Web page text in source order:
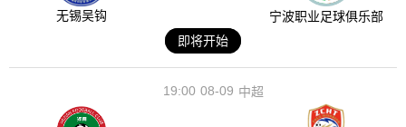
无锡吴钩
宁波职业足球俱乐部
即将开始
08-09
19:00 中超